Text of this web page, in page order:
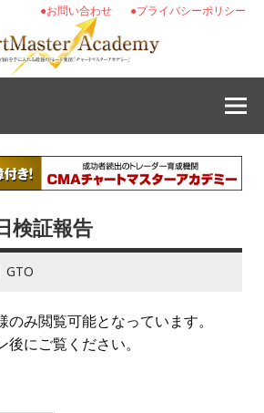
●プライバシーポリシー
●お問い合わせ
検証報告
GTO
のみ閲覧可能となっています。
にご覧ください。